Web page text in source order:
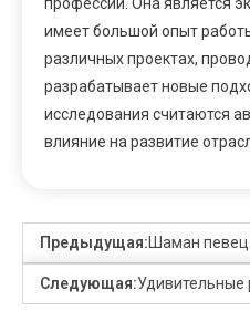
имеет большой опыт
различных проектах,
разрабатывает новые
исследования считаются
влияние на развитие
Предыдущая:Шаман певец
Следующая:Удивительные